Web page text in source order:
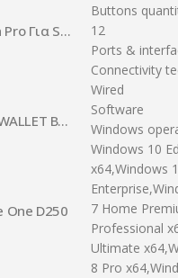
Buttons
12
Ports &
Connectivity
Wired
Software
Windows
Windows 10
x64,Windows
7 Home
Professional
Ultimate
8 Pro
Θηκη Book DD Skin Pro Για Samsung Galaxy A40 Μαυρη
VIVANCO CASUAL WALLET BOOK CASE IPHONE 11 black
One D250